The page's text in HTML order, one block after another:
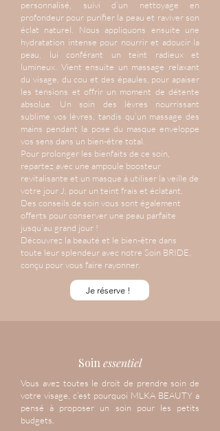
personnalisé, suivi d’un nettoyage en
profondeur pour purifier la peau et raviver son
éclat naturel. Nous appliquons ensuite une
hydratation intense pour nourrir et adoucir la
peau, lui conférant un teint radieux et
lumineux. Vient ensuite un massage relaxant
du visage, du cou et des épaules, pour apaiser
les tensions et offrir un moment de détente
absolue. Un soin des lèvres nourrissant
sublime vos lèvres, tandis qu’un massage des
mains pendant la pose du masque enveloppe
vos sens dans un bien-être total.
Pour prolonger les bienfaits de ce soin,
repartez avec une ampoule boosteur
revitalisante et un masque à utiliser la veille de
votre jour J, pour un teint frais et éclatant.
Des conseils de soin vous sont également
offerts pour conserver une peau parfaite
jusqu’au grand jour !
Découvrez la beauté et le bien-être dans
toute leur splendeur avec notre Soin BRIDE,
conçu pour vous faire rayonner.
Je réserve !
Soinessentiel
Vous avez toutes le droit de prendre soin de
votre visage, c’est pourquoi MLKA BEAUTY a
pensé à proposer un soin pour les petits
budgets.